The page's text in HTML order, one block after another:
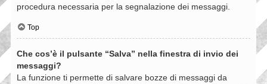
procedura necessaria per la segnalazione dei messaggi.
Top
Che cos’è il pulsante “Salva” nella finestra di invio dei
messaggi?
La funzione ti permette di salvare bozze di messaggi da